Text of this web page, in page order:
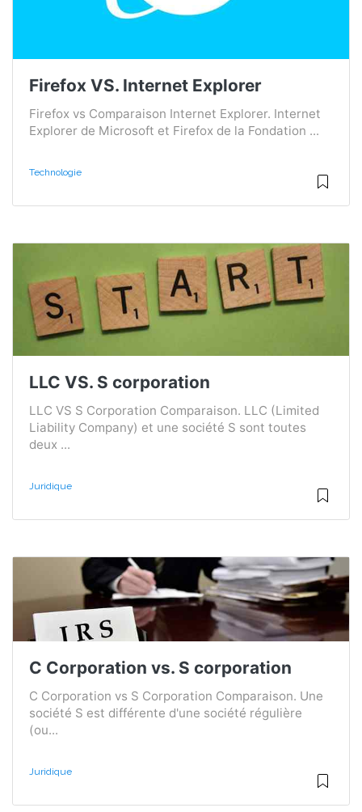
Firefox VS. Internet Explorer
Firefox vs Comparaison Internet Explorer. Internet
Explorer de Microsoft et Firefox de la Fondation ...
Technologie
LLC VS. S corporation
LLC VS S Corporation Comparaison. LLC (Limited
Liability Company) et une société S sont toutes
deux ...
Juridique
C Corporation vs. S corporation
C Corporation vs S Corporation Comparaison. Une
société S est différente d'une société régulière
(ou...
Juridique